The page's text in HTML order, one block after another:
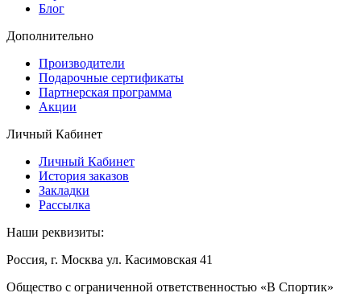
Блог
Дополнительно
Производители
Подарочные сертификаты
Партнерская программа
Акции
Личный Кабинет
Личный Кабинет
История заказов
Закладки
Рассылка
Наши реквизиты:
Россия, г. Москва ул. Касимовская 41
Общество с ограниченной ответственностью «В Спортик»